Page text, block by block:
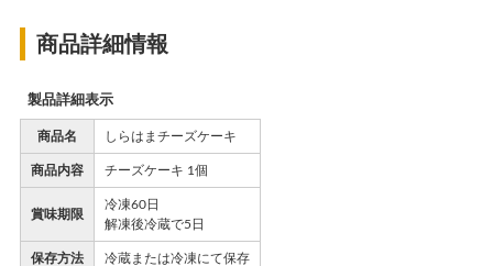
商品詳細情報
製品詳細表示
商品名 しらはまチーズケーキ
商品内容 チーズケーキ 1個
賞味期限
冷凍60日
解凍後冷蔵で5日
保存方法 冷蔵または冷凍にて保存